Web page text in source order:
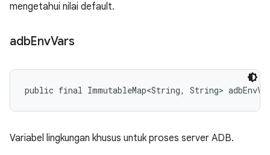
mengetahui nilai default.
adbEnvVars
public final ImmutableMap<String, String>
Variabel lingkungan khusus untuk proses server ADB.